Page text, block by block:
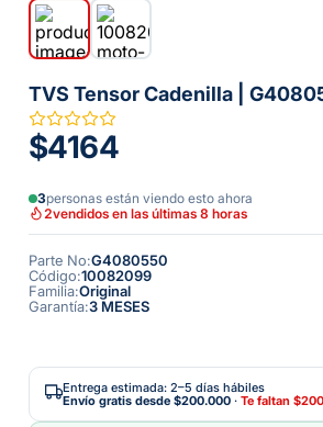
TVS Tensor Cadenilla |
$4164
3personas están viendo esto ahora
2vendidos en las últimas 8 horas
Parte No:G4080550
Código:10082099
Familia:Original
Garantía:3 MESES
Entrega estimada: 2–5 días hábiles
Envío gratis desde $200.000 · Te faltan